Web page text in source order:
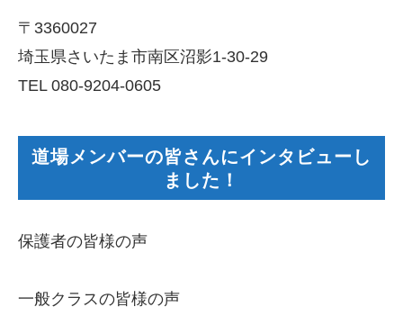
〒3360027
埼玉県さいたま市南区沼影1-30-29
TEL 080-9204-0605
道場メンバーの皆さんにインタビューし
ました！
保護者の皆様の声
一般クラスの皆様の声